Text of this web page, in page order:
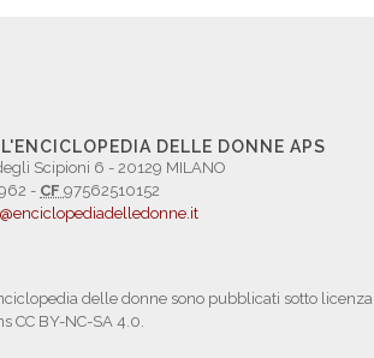
DELLE DONNE APS
Scipioni 6 - 20129 MILANO
- CF 97562510152
delle donne sono pubblicati sotto licenza
CC BY-NC-SA 4.0.